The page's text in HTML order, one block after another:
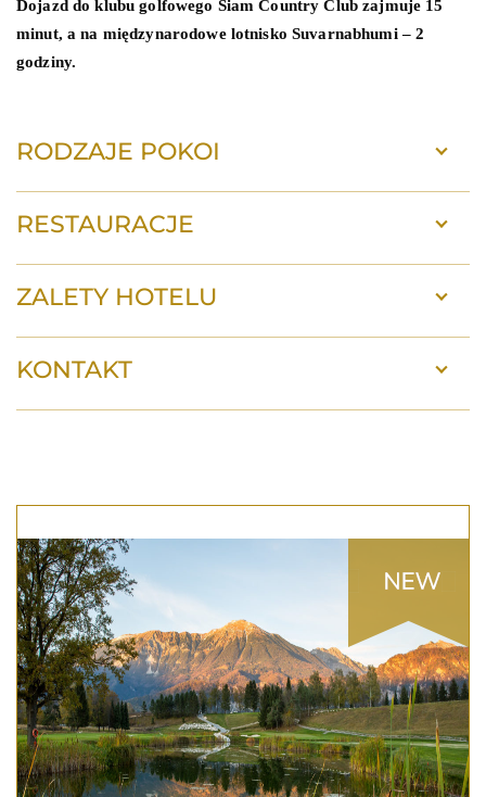
Dojazd do klubu golfowego Siam Country Club zajmuje 15
minut, a na międzynarodowe lotnisko Suvarnabhumi – 2
godziny.
RODZAJE POKOI
RESTAURACJE
ZALETY HOTELU
KONTAKT